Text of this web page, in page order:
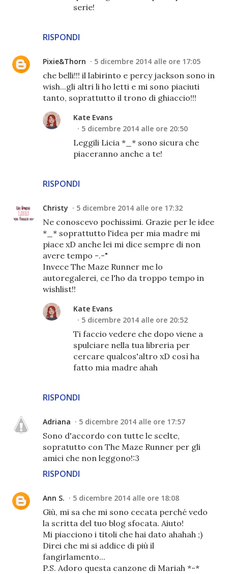
RISPONDI
serie!
Pixie&Thorn 5 dicembre 2014 alle ore 17:05
che belli!!! il labirinto e percy jackson sono in
wish...gli altri li ho letti e mi sono piaciuti
tanto, soprattutto il trono di ghiaccio!!!
RISPONDI
Kate Evans
5 dicembre 2014 alle ore 20:50
Leggili Licia *_* sono sicura che
piaceranno anche a te!
Christy 5 dicembre 2014 alle ore 17:32
Ne conoscevo pochissimi. Grazie per le idee
*_* soprattutto l'idea per mia madre mi
piace xD anche lei mi dice sempre di non
avere tempo -.-"
Invece The Maze Runner me lo
autoregalerei, ce l'ho da troppo tempo in
wishlist!!
RISPONDI
Kate Evans
5 dicembre 2014 alle ore 20:52
Ti faccio vedere che dopo viene a
spulciare nella tua libreria per
cercare qualcos'altro xD così ha
fatto mia madre ahah
Adriana 5 dicembre 2014 alle ore 17:57
Sono d'accordo con tutte le scelte,
sopratutto con The Maze Runner per gli
amici che non leggono!:3
RISPONDI
Ann S. 5 dicembre 2014 alle ore 18:08
Giù, mi sa che mi sono cecata perché vedo
la scritta del tuo blog sfocata. Aiuto!
Mi piacciono i titoli che hai dato ahahah ;)
Direi che mi si addice di più il
fangirlamento...
P.S. Adoro questa canzone di Mariah *-*